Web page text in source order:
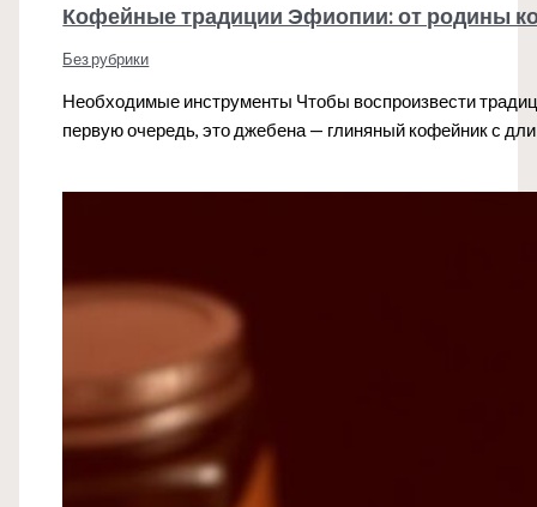
Кофейные традиции Эфиопии: от родины
Без рубрики
Необходимые инструменты Чтобы воспроизвести
первую очередь, это джебена — глиняный кофейник с